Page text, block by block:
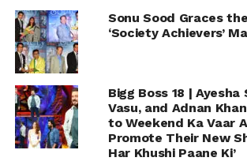
Sonu Sood Graces
‘Society Achievers’
Bigg Boss 18 | Ayesha
Vasu, and Adnan
to Weekend Ka Vaar
Promote Their New
Har Khushi Paane Ki’